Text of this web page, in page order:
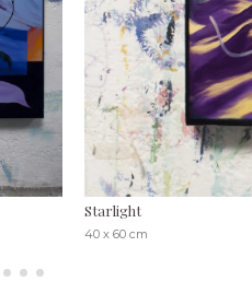
Starlight
40 x 60 cm